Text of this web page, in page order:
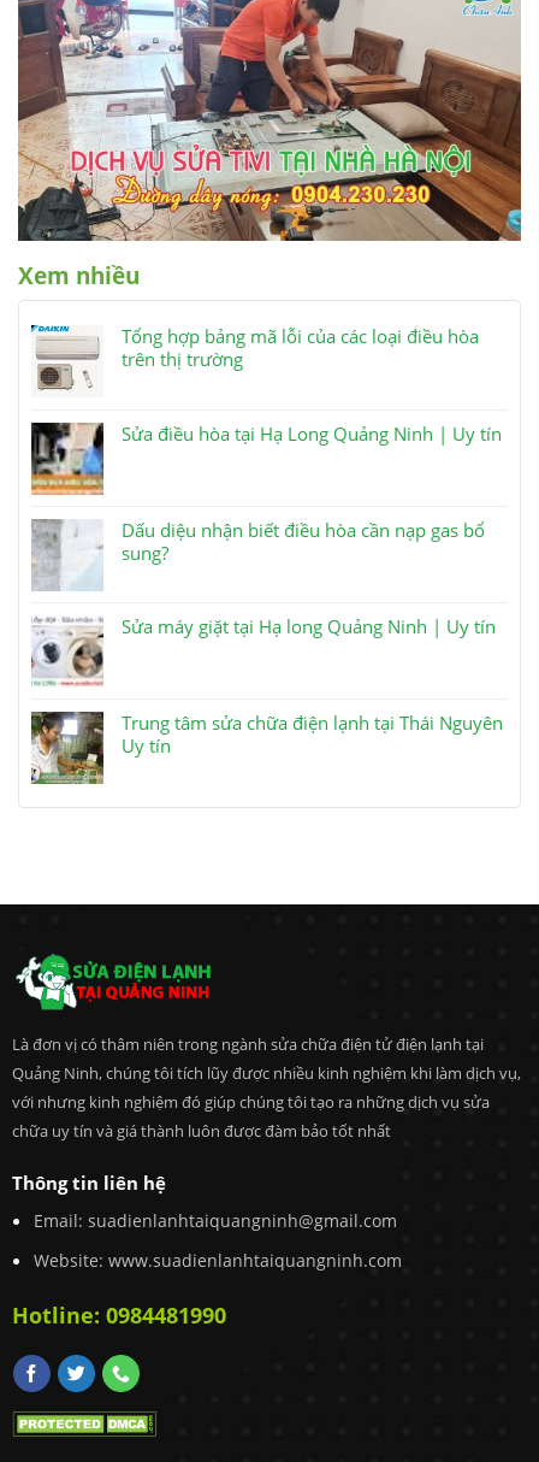
Xem nhiều
Tổng hợp bảng mã lỗi của các loại điều hòa
trên thị trường
Sửa điều hòa tại Hạ Long Quảng Ninh | Uy tín
Dấu diệu nhận biết điều hòa cần nạp gas bổ
sung?
Sửa máy giặt tại Hạ long Quảng Ninh | Uy tín
Trung tâm sửa chữa điện lạnh tại Thái Nguyên
Uy tín
Là đơn vị có thâm niên trong ngành sửa chữa điện tử điện lạnh tại
Quảng Ninh, chúng tôi tích lũy được nhiều kinh nghiệm khi làm dịch vụ,
với nhưng kinh nghiệm đó giúp chúng tôi tạo ra những dịch vụ sửa
chữa uy tín và giá thành luôn được đàm bảo tốt nhất
Thông tin liên hệ
Email: suadienlanhtaiquangninh@gmail.com
Website: www.suadienlanhtaiquangninh.com
Hotline: 0984481990